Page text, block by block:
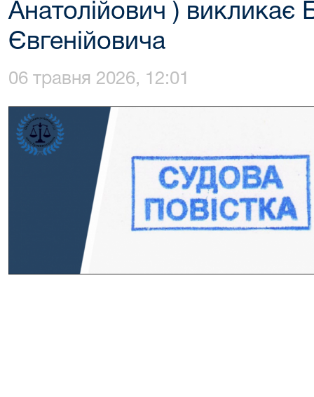
Анатолійович )
Євгенійовича
06 травня 2026, 12:01